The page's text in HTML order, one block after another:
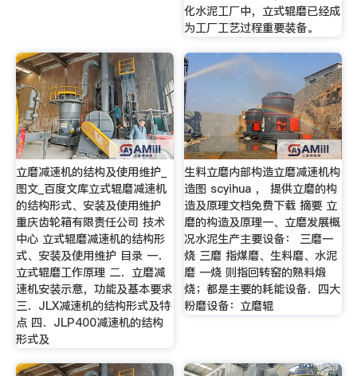
化水泥工厂中，立式辊磨已经成
为工厂工艺过程重要装备。
立磨减速机的结构及使用维护_
图文_百度文库立式辊磨减速机
的结构形式、安装及使用维护
重庆齿轮箱有限责任公司 技术
中心 立式辊磨减速机的结构形
式、安装及使用维护 目录 一．
立式辊磨工作原理 二．立磨减
速机安装示意，功能及基本要求
三．JLX减速机的结构形式及特
点 四．JLP400减速机的结构
形式及
生料立磨内部构造立磨减速机构
造图 scyihua ， 提供立磨的构
造及原理文档免费下载 摘要 立
磨的构造及原理一、立磨发展概
况水泥生产主要设备： 三磨一
烧 三磨 指煤磨、生料磨、水泥
磨 一烧 则指回转窑的熟料煅
烧；都是主要的耗能设备．四大
粉磨设备：立磨辊